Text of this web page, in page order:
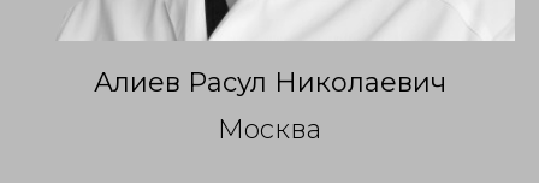
Алиев Расул Николаевич
Москва